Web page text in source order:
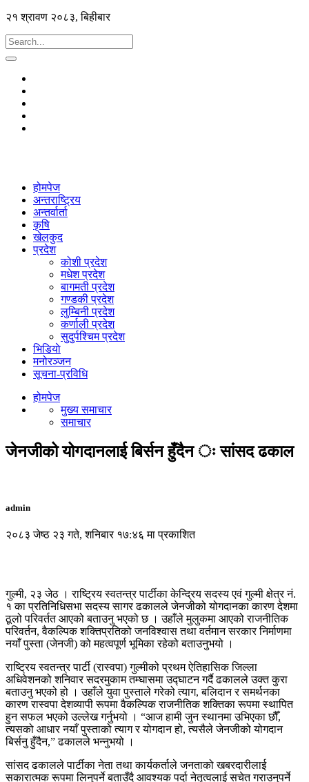
२१ श्रावण २०८३, बिहीबार
होमपेज
अन्तराष्ट्रिय
अन्तर्वार्ता
कृषि
खेलकुद
प्रदेश
कोशी प्रदेश
मधेश प्रदेश
बागमती प्रदेश
गण्डकी प्रदेश
लुम्बिनी प्रदेश
कर्णाली प्रदेश
सुदुर्पश्चिम प्रदेश
भिडियाे
मनोरञ्जन
सूचना-प्रविधि
होमपेज
मुख्य समाचार
समाचार
जेनजीको योगदानलाई बिर्सन हुँदैन ः सांसद ढकाल
admin
२०८३ जेष्ठ २३ गते, शनिबार १७:४६ मा प्रकाशित
गुल्मी, २३ जेठ । राष्ट्रिय स्वतन्त्र पार्टीका केन्द्रिय सदस्य एवं गुल्मी क्षेत्र नं.
१ का प्रतिनिधिसभा सदस्य सागर ढकालले जेनजीको योगदानका कारण देशमा
ठूलो परिवर्तत आएको बताउनु भएको छ । उहाँले मुलुकमा आएको राजनीतिक
परिवर्तन, वैकल्पिक शक्तिप्रतिको जनविश्वास तथा वर्तमान सरकार निर्माणमा
नयाँ पुस्ता (जेनजी) को महत्वपूर्ण भूमिका रहेको बताउनुभयो ।
राष्ट्रिय स्वतन्त्र पार्टी (रास्वपा) गुल्मीको प्रथम ऐतिहासिक जिल्ला
अधिवेशनको शनिवार सदरमुकाम तम्घासमा उद्घाटन गर्दै ढकालले उक्त कुरा
बताउनु भएको हो । उहाँले युवा पुस्ताले गरेको त्याग, बलिदान र समर्थनका
कारण रास्वपा देशव्यापी रूपमा वैकल्पिक राजनीतिक शक्तिका रूपमा स्थापित
हुन सफल भएको उल्लेख गर्नुभयो । “आज हामी जुन स्थानमा उभिएका छौँ,
त्यसको आधार नयाँ पुस्ताको त्याग र योगदान हो, त्यसैले जेनजीको योगदान
बिर्सनु हुँदैन,” ढकालले भन्नुभयो ।
सांसद ढकालले पार्टीका नेता तथा कार्यकर्ताले जनताको खबरदारीलाई
सकारात्मक रूपमा लिनुपर्ने बताउँदै आवश्यक पर्दा नेतृत्वलाई सचेत गराउनुपर्ने